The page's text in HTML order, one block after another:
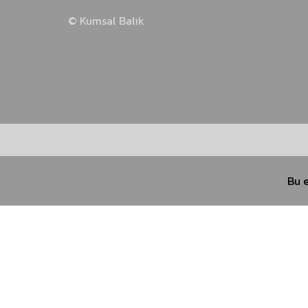
© Kumsal Balık
Bu
İstavrit Takımları